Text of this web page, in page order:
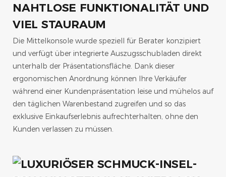
NAHTLOSE FUNKTIONALITÄT UND
VIEL STAURAUM
Die Mittelkonsole wurde speziell für Berater konzipiert
und verfügt über integrierte Auszugsschubladen direkt
unterhalb der Präsentationsfläche. Dank dieser
ergonomischen Anordnung können Ihre Verkäufer
während einer Kundenpräsentation leise und mühelos auf
den täglichen Warenbestand zugreifen und so das
exklusive Einkaufserlebnis aufrechterhalten, ohne den
Kunden verlassen zu müssen.